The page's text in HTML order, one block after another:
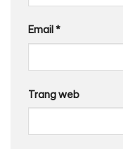
Email*
Trang web